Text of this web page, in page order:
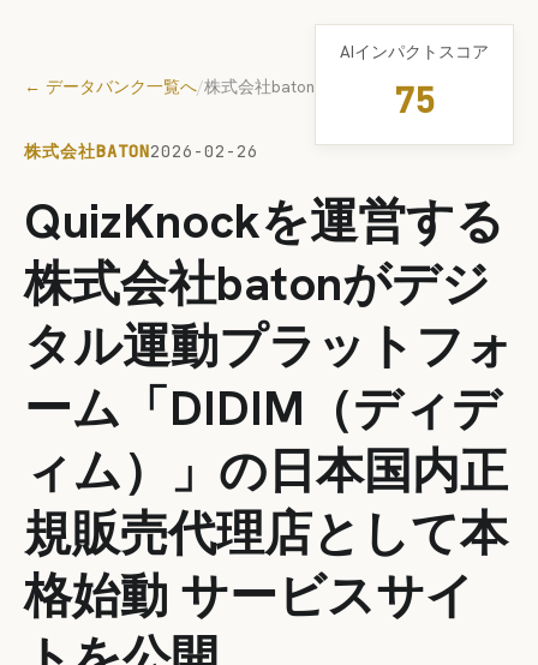
← データバンク一覧へ/株式会社baton
株式会社BATON2026-02-26
QuizKnockを運営する
株式会社batonがデジ
タル運動プラットフォ
ーム「DIDIM（ディデ
ィム）」の日本国内正
規販売代理店として本
格始動 サービスサイ
AIインパクトスコア
75